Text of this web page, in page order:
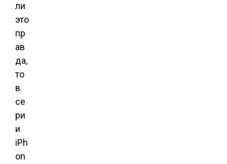
ли
это
пр
ав
да,
то
в
се
ри
и
iPh
on